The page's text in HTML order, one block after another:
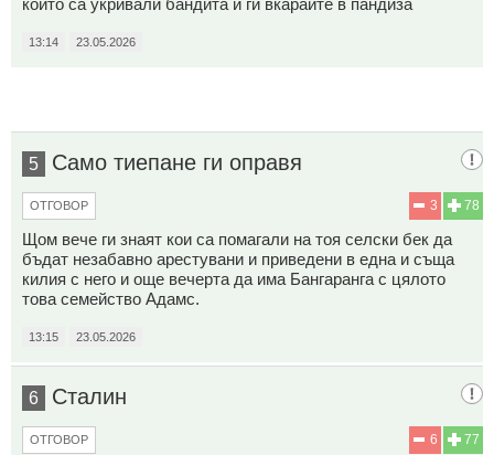
13:14 23.05.2026
5 Само тиепане ги оправя
78
3
ОТГОВОР
Щом вече ги знаят кои са помагали на тоя селски бек да
бъдат незабавно арестувани и приведени в една и съща
килия с него и още вечерта да има Бангаранга с цялото
това семейство Адамс.
13:15 23.05.2026
6 Сталин
77
6
ОТГОВОР